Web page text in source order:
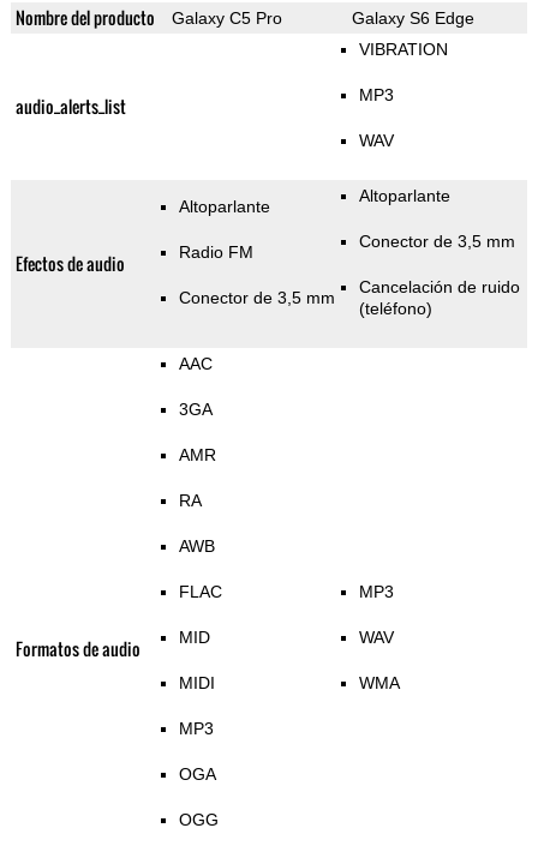
Nombre del producto Galaxy C5 Pro Galaxy S6 Edge
audio_alerts_list
VIBRATION
MP3
WAV
Efectos de audio
Altoparlante
Radio FM
Conector de 3,5 mm
Altoparlante
Conector de 3,5 mm
Cancelación de ruido
(teléfono)
Formatos de audio
AAC
3GA
AMR
RA
AWB
FLAC
MID
MIDI
MP3
OGA
OGG
MP3
WAV
WMA